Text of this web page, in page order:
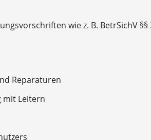
wie z. B. BetrSichV
Reparaturen
mit Leitern